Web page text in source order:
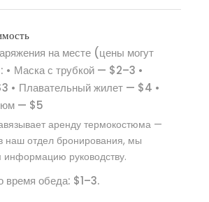
на месте (цены могут
• Маска с трубкой — $2–3 •
• Плавательный жилет — $4 •
— $5
аренду термокостюма —
наш отдел бронирования, мы
руководству.
время обеда: $1–3.